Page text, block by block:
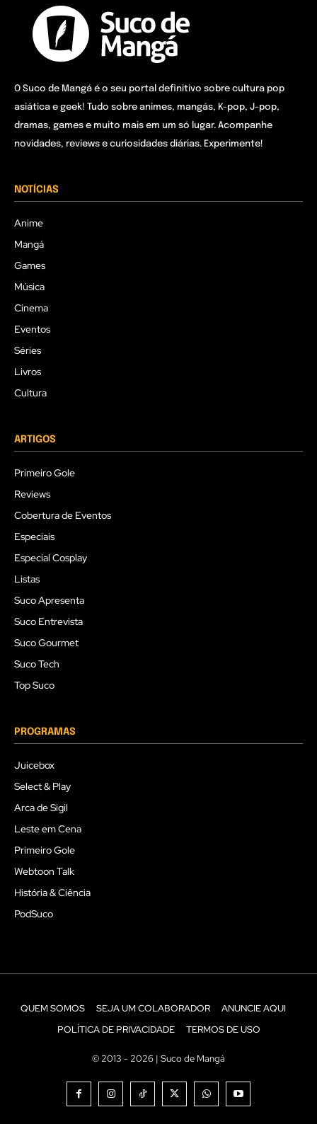
O Suco de Mangá é o seu portal definitivo sobre cultura pop
asiática e geek! Tudo sobre animes, mangás, K-pop, J-pop,
dramas, games e muito mais em um só lugar. Acompanhe
novidades, reviews e curiosidades diárias. Experimente!
NOTÍCIAS
Anime
Mangá
Games
Música
Cinema
Eventos
Séries
Livros
Cultura
ARTIGOS
Primeiro Gole
Reviews
Cobertura de Eventos
Especiais
Especial Cosplay
Listas
Suco Apresenta
Suco Entrevista
Suco Gourmet
Suco Tech
Top Suco
PROGRAMAS
Juicebox
Select & Play
Arca de Sigil
Leste em Cena
Primeiro Gole
Webtoon Talk
História & Ciência
PodSuco
QUEM SOMOS SEJA UM COLABORADOR
ANUNCIE AQUI
POLÍTICA DE PRIVACIDADE
TERMOS DE USO
© 2013 - 2026 | Suco de Mangá